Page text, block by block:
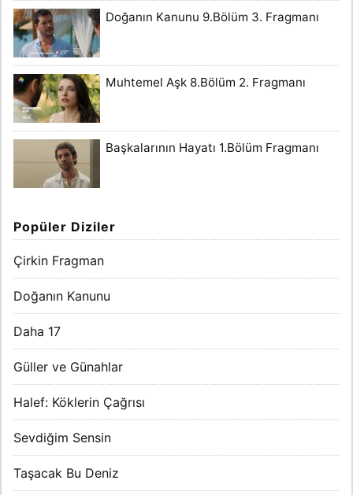
Doğanın Kanunu 9.Bölüm 3. Fragmanı
Muhtemel Aşk 8.Bölüm 2. Fragmanı
Başkalarının Hayatı 1.Bölüm Fragmanı
Popüler Diziler
Çirkin Fragman
Doğanın Kanunu
Daha 17
Güller ve Günahlar
Halef: Köklerin Çağrısı
Sevdiğim Sensin
Taşacak Bu Deniz